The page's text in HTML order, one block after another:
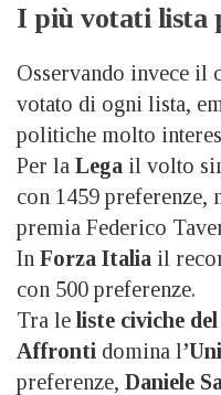
I più votati lista
Osservando invece il
votato di ogni lista,
politiche molto
Per la Lega il volto
con 1459 preferenze,
premia Federico
In Forza Italia il
con 500 preferenze.
Tra le liste civiche
Affronti domina l
preferenze, Daniele